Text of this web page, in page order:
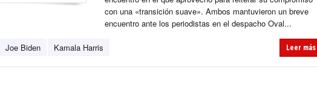
con una «transición suave». Ambos mantuvieron un breve
encuentro ante los periodistas en el despacho Oval...
Joe Biden Kamala Harris Leer más